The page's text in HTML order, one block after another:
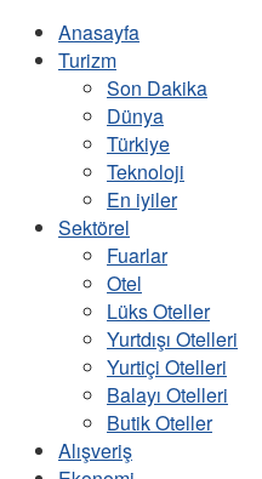
Anasayfa
Turizm
Son Dakika
Dünya
Türkiye
Teknoloji
En iyiler
Sektörel
Fuarlar
Otel
Lüks Oteller
Yurtdışı Otelleri
Yurtiçi Otelleri
Balayı Otelleri
Butik Oteller
Alışveriş